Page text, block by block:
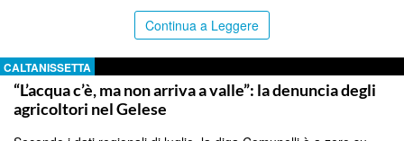
Continua a Leggere
CALTANISSETTA
“L’acqua c’è, ma non arriva a valle”: la denuncia degli
agricoltori nel Gelese